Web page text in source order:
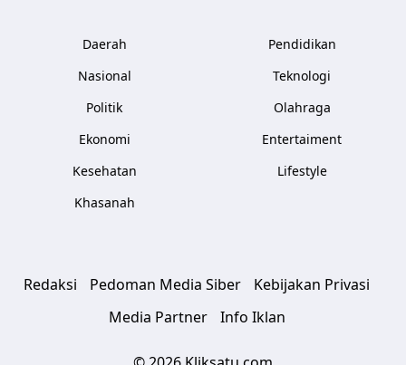
Daerah
Nasional
Politik
Ekonomi
Kesehatan
Khasanah
Pendidikan
Teknologi
Olahraga
Entertaiment
Lifestyle
Redaksi Pedoman Media Siber
Kebijakan Privasi
Media Partner
Info Iklan